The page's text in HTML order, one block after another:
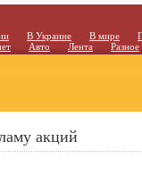
В Украине В мире
Авто Лента Разное
акций